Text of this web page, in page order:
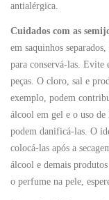
antialérgica.
Cuidados com as
em saquinhos
para conservá-las. Evite
peças. O cloro, sal e
exemplo, podem
álcool em gel e o uso de
podem danificá-las. O
colocá-las após a
álcool e demais
o perfume na pele,